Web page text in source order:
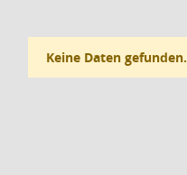
Keine Daten gefunden.